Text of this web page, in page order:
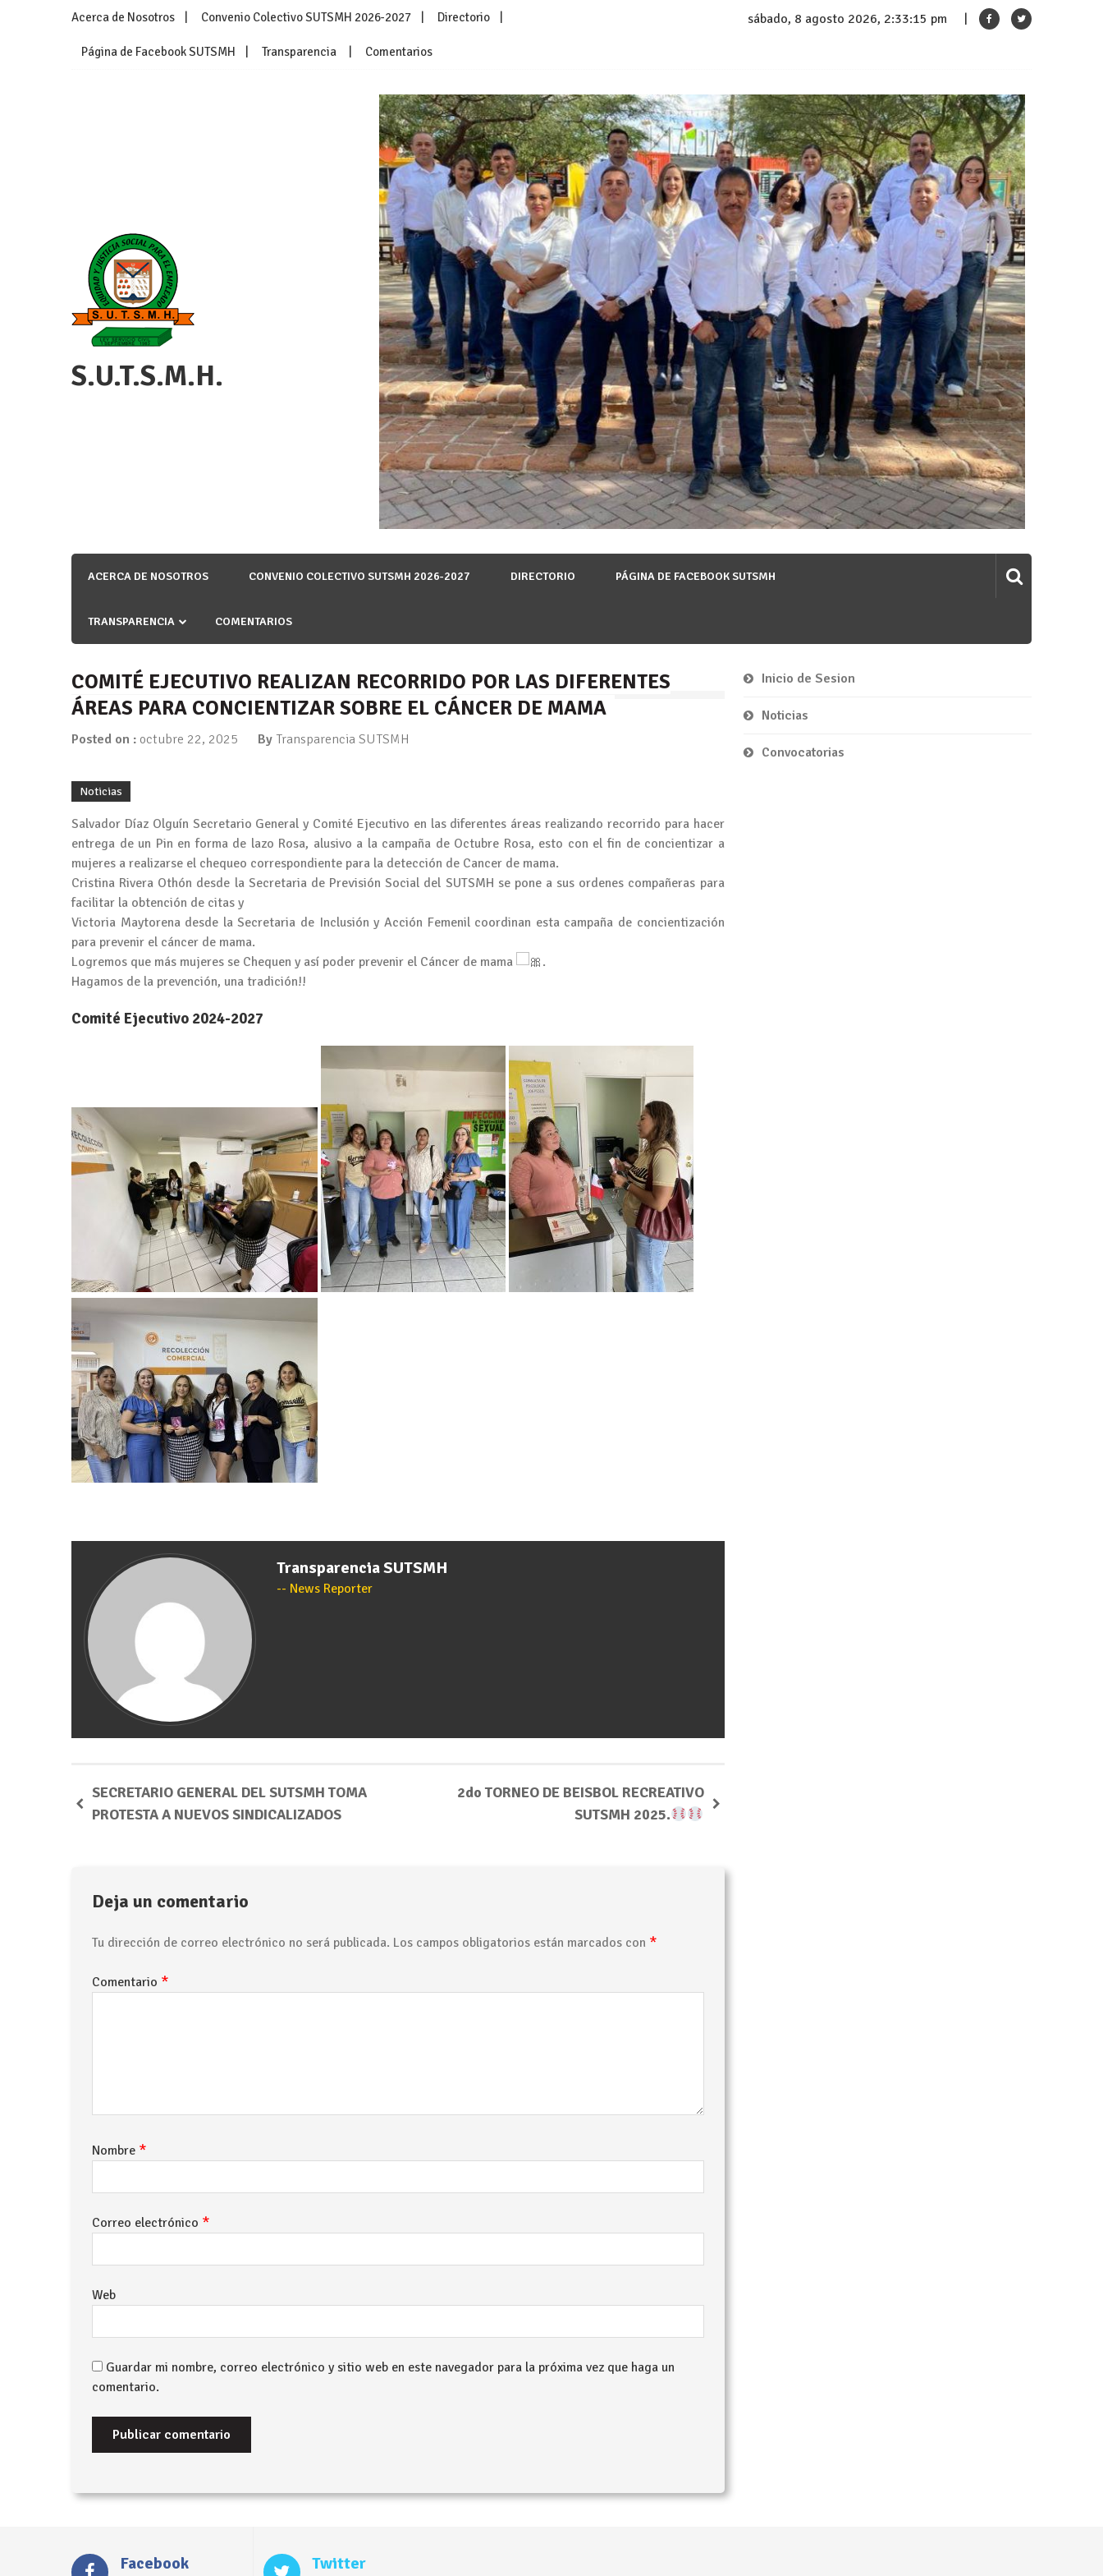
Acerca de Nosotros Convenio Colectivo SUTSMH 2026-2027 Directorio
Página de Facebook SUTSMH Transparencia Comentarios
sábado, 8 agosto 2026, 2:33:16 pm
S.U.T.S.M.H.
ACERCA DE NOSOTROS CONVENIO COLECTIVO SUTSMH 2026-2027 DIRECTORIO PÁGINA DE FACEBOOK SUTSMH
TRANSPARENCIA COMENTARIOS
COMITÉ EJECUTIVO REALIZAN RECORRIDO POR LAS DIFERENTES
ÁREAS PARA CONCIENTIZAR SOBRE EL CÁNCER DE MAMA
Posted on : octubre 22, 2025 By Transparencia SUTSMH
Noticias
Salvador Díaz Olguín Secretario General y Comité Ejecutivo en las diferentes áreas realizando recorrido para hacer
entrega de un Pin en forma de lazo Rosa, alusivo a la campaña de Octubre Rosa, esto con el fin de concientizar a
mujeres a realizarse el chequeo correspondiente para la detección de Cancer de mama.
Cristina Rivera Othón desde la Secretaria de Previsión Social del SUTSMH se pone a sus ordenes compañeras para
facilitar la obtención de citas y
Victoria Maytorena desde la Secretaria de Inclusión y Acción Femenil coordinan esta campaña de concientización
para prevenir el cáncer de mama.
Logremos que más mujeres se Chequen y así poder prevenir el Cáncer de mama
.
Hagamos de la prevención, una tradición!!
Comité Ejecutivo 2024-2027
Transparencia SUTSMH
News Reporter
SECRETARIO GENERAL DEL SUTSMH TOMA
PROTESTA A NUEVOS SINDICALIZADOS
2do TORNEO DE BEISBOL RECREATIVO
SUTSMH 2025.
Deja un comentario
Tu dirección de correo electrónico no será publicada. Los campos obligatorios están marcados con *
Comentario *
Nombre *
Correo electrónico *
Web
Guardar mi nombre, correo electrónico y sitio web en este navegador para la próxima vez que haga un
comentario.
Inicio de Sesion
Noticias
Convocatorias
Facebook Twitter